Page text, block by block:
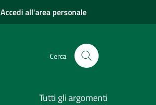
Accedi all'area personale
Cerca
Tutti gli argomenti